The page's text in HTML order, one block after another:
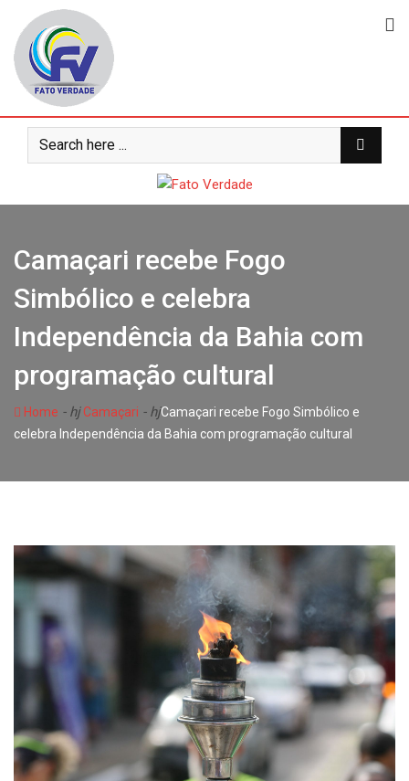
content
Camaçari recebe Fogo
Simbólico e celebra
Independência da Bahia com
programação cultural
Home - hjCamaçari - hjCamaçari recebe Fogo Simbólico e
celebra Independência da Bahia com programação cultural